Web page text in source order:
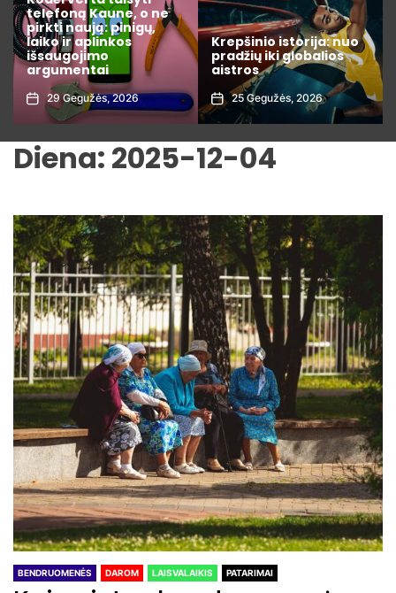
telefoną Kaune, o ne
pirkti naują: pinigų,
laiko ir aplinkos
išsaugojimo
argumentai
29 Gegužės, 2026
Krepšinio istorija: nuo
pradžių iki globalios
aistros
25 Gegužės, 2026
Diena: 2025-12-04
BENDRUOMENĖS DAROM LAISVALAIKIS PATARIMAI